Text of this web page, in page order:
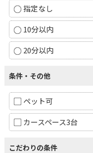
指定なし
10分以内
20分以内
条件・その他
ペット可
カースペース3台
こだわりの条件